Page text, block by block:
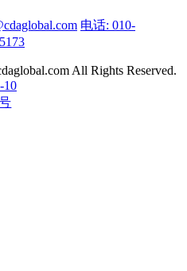
电话: 010-
All Rights Reserved.
10